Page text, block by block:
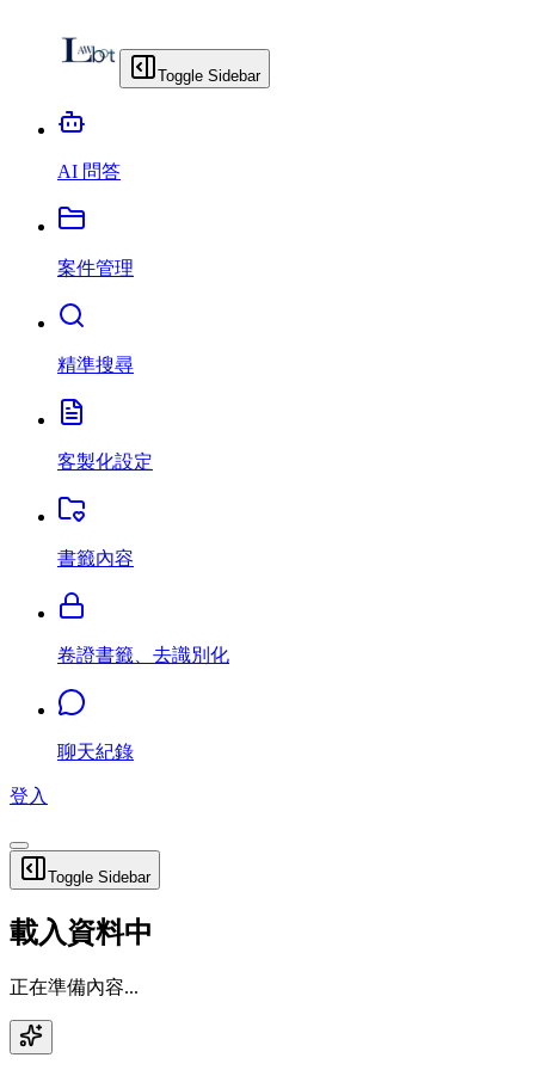
Toggle Sidebar
AI 問答
案件管理
精準搜尋
客製化設定
書籤內容
卷證書籤、去識別化
聊天紀錄
登入
Toggle Sidebar
載入資料中
正在準備內容...